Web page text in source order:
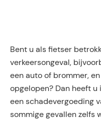
Bent u als fietser
verkeersongeval,
een auto of brommer,
opgelopen? Dan heeft
een schadevergoeding
sommige gevallen zelfs